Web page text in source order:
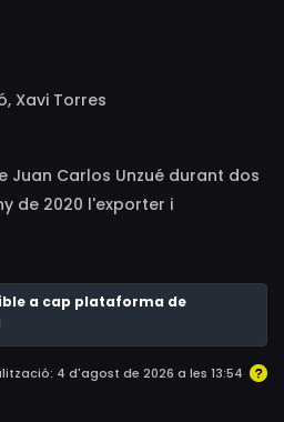
Xavi Torres
Juan Carlos Unzué durant dos
de 2020 l'exporter i
fer públic el seu diagnòstic
dues coses: d'una banda,
una altra muntar un gran
la major quantitat de
a la recerca.
a cap plataforma de
4 d'agost de 2026 a les 13:54